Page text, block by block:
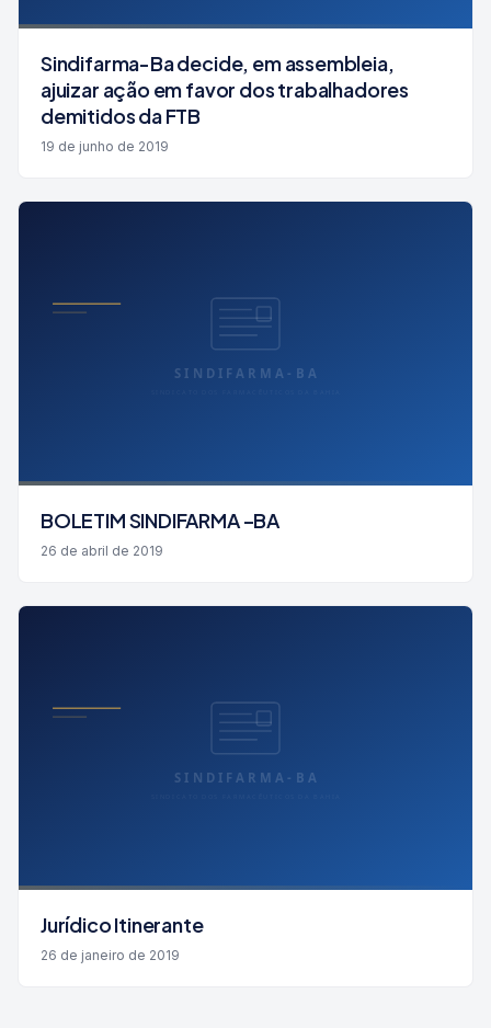
Sindifarma-Ba decide, em assembleia,
ajuizar ação em favor dos trabalhadores
demitidos da FTB
19 de junho de 2019
BOLETIM SINDIFARMA –BA
26 de abril de 2019
Jurídico Itinerante
26 de janeiro de 2019